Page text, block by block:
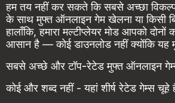
हम तय नहीं कर सकते कि सबसे अच्छा
के साथ मुफ्त ऑनलाइन गेम खेलना या किसी
हालाँकि, हमारा मल्टीप्लेयर मोड आपको
आसान है — कोई डाउनलोड नहीं क्योंकि
सबसे अच्छे और टॉप-रेटेड मुफ्त ऑनलाइन
कोई और शब्द नहीं - यहां शीर्ष रेटेड गेम्स चूहे